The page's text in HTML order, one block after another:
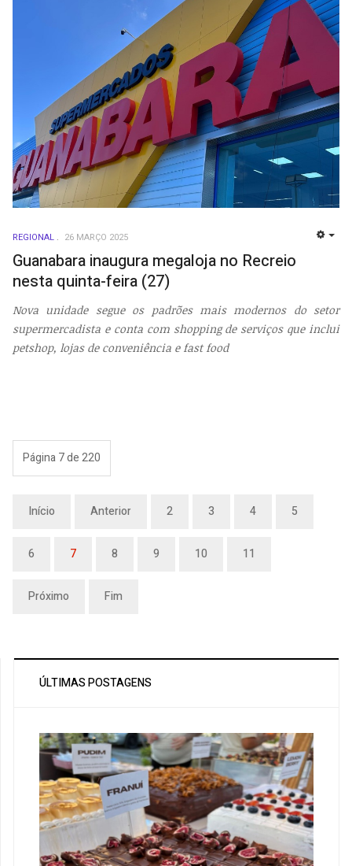
REGIONAL 26 MARÇO 2025
Guanabara inaugura megaloja no Recreio
nesta quinta-feira (27)
Nova unidade segue os padrões mais modernos do setor
supermercadista e conta com shopping de serviços que inclui
petshop, lojas de conveniência e fast food
Página 7 de 220
Início Anterior 2 3 4 5
6 7 8 9 10 11
Próximo Fim
ÚLTIMAS POSTAGENS